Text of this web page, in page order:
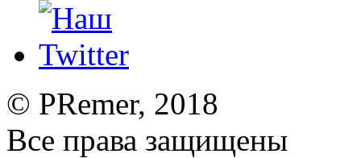
© PRemer, 2018
Все права защищены